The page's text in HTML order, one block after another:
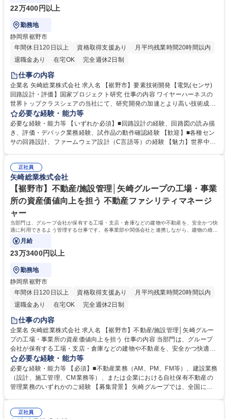
22万400円以上
勤務地
静岡県裾野市
年間休日120日以上
資格取得支援あり
月平均残業時間20時間以内
退職金あり
在宅OK 完全週休2日制
仕事の内容
企業名 矢崎総業株式会社 求人名 【裾野市】要素技術開発【電気(センサ)
回路設計・評価】国家プロジェクト研究 仕事の内容 ワイヤーハーネスの
世界トップクラスシェアの当社にて、研究開発の加速とより高い技術成果
の創出、将来社会を見据えた要素技術構築の推進のため下記業務を中心に
お任せします。※国家プロジェクトのテーマです。 ■各センサを実現する
要素技術の構築。また、実用化につなげていくためのセンサの小型化（回
路設計、機能集約など） ■回路シミュレーションを用いたセンサ回路設計
【電気(センサ)回路設計・評価】国家プロジェクト研究
必要な経験・能力等
必要な経験・能力等 【いずれか必須】■回路設計の経験、回路図の読み描
き、評価・デバック業務経験、試作品の動作確認経験 【歓迎】■各種セン
サの回路設計、ファームウェア設計（C言語等）の経験 【魅力】世界中の
れており、短期的利益ではなく長期的な顧客との信頼を、株主還元ではな
く従業員・地域への還元を大切にしていることから、売上2兆円超でも非
上場を貫く超巨大企業。朝・昼・夕利用できる社員食堂/企業内保育園/ト
レーニングジムなど各種福利厚生施設充実※拠点による 学歴・資格 学
歴：大学院 大学 高専 語学力： 資格：
正社員
矢崎総業株式会社
【裾野市】不動産/施設管理│矢崎グループの工場・事業
所の資産価値向上を担う 不動産ファシリティマネージ
ャー
当部門は、グループ会社が保有する工場・支店・倉庫などの建物や不動産を、安全かつ快
適に利用できるよう管理する仕事です。各事業部や関係会社と連携しながら、建物の維持
管理や修繕・改修計画の立案、
月給
23万3400円以上
勤務地
静岡県裾野市
年間休日120日以上
資格取得支援あり
月平均残業時間20時間以内
退職金あり
在宅OK 完全週休2日制
仕事の内容
企業名 矢崎総業株式会社 求人名 【裾野市】不動産/施設管理│矢崎グルー
プの工場・事業所の資産価値向上を担う 仕事の内容 当部門は、グループ
会社が保有する工場・支店・倉庫などの建物や不動産を、安全かつ快適に
利用できるよう管理する仕事です。各事業部や関係会社と連携しながら、
建物の維持管理や修繕・改修計画の立案、 工事の推進、施工会社との調
整、不動産契約や行政手続きなど幅広い業務を担当し、事業運営を支える
役割を担っていただきます。 施設や不動産の専門知識を活かしながら、グ
多くの関係者と連携しながらプロジェクトを進めていただきます。 ※詳細
必要な経験・能力等
必要な経験・能力等 【必須】■不動産業務（AM、PM、FM等）、建設業務
（設計、施工管理、CM業務等）、または企業における自社保有不動産の
管理業務のいずれかのご経験 【募集背景】 矢崎グループでは、全国に工
す。事業環境や建物の老朽化、法令対応、働く環境の改善ニーズが高まる
正社員